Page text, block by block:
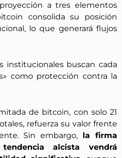
a tres elementos
consolida su posición
lo que generará flujos
institucionales buscan cada
como protección contra la
de bitcoin, con solo 21
refuerza su valor frente
Sin embargo,la firma
alcista vendrá